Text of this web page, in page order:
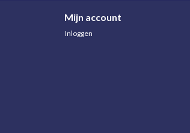
Mijn account
Inloggen